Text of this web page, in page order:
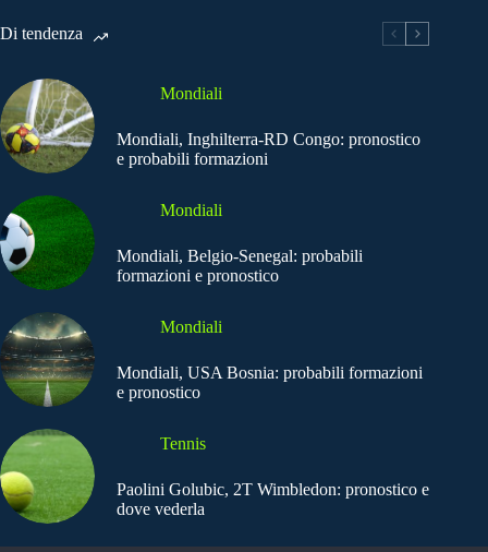
Di tendenza
Mondiali
Mondiali, Inghilterra-RD Congo: pronostico
e probabili formazioni
Mondiali
Mondiali, Belgio-Senegal: probabili
formazioni e pronostico
Mondiali
Mondiali, USA Bosnia: probabili formazioni
e pronostico
Tennis
Paolini Golubic, 2T Wimbledon: pronostico e
dove vederla